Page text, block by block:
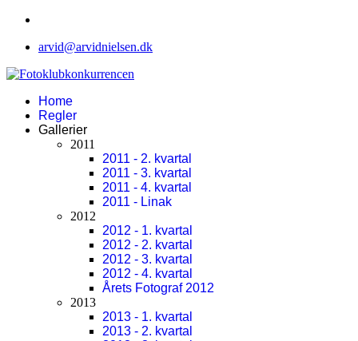
arvid@arvidnielsen.dk
Home
Regler
Gallerier
2011
2011 - 2. kvartal
2011 - 3. kvartal
2011 - 4. kvartal
2011 - Linak
2012
2012 - 1. kvartal
2012 - 2. kvartal
2012 - 3. kvartal
2012 - 4. kvartal
Årets Fotograf 2012
2013
2013 - 1. kvartal
2013 - 2. kvartal